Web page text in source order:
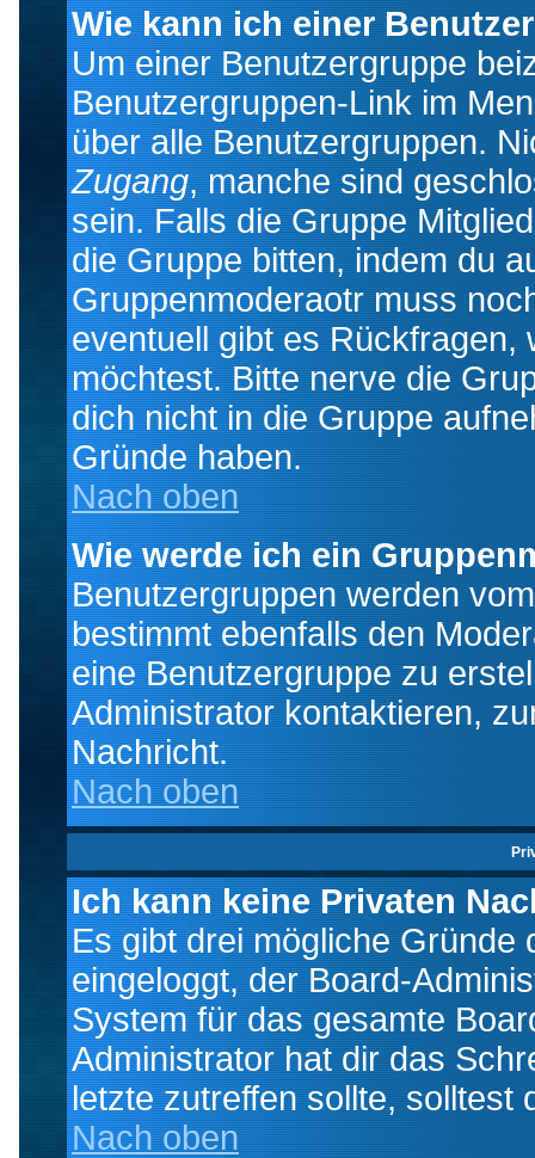
Wie kann ich einer
Um einer Benutzergruppe
Benutzergruppen-Link im
über alle Benutzergruppen.
Zugang, manche sind
sein. Falls die Gruppe
die Gruppe bitten, indem du
Gruppenmoderaotr muss
eventuell gibt es
möchtest. Bitte nerve die
dich nicht in die Gruppe
Gründe haben.
Nach oben
Wie werde ich ein
Benutzergruppen werden
bestimmt ebenfalls den
eine Benutzergruppe zu
Administrator kontaktieren,
Nachricht.
Nach oben
Ich kann keine Privaten
Es gibt drei mögliche Gründe
eingeloggt, der Board-
System für das gesamte
Administrator hat dir das
letzte zutreffen sollte, solltest
Nach oben